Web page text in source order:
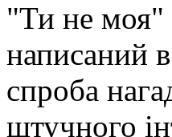
"Ти не моя"
написаний
спроба
штучного